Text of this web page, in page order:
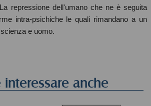
repressione dell'umano che ne è seguita
intra-psichiche le quali rimandano a un
e uomo.
interessare anche